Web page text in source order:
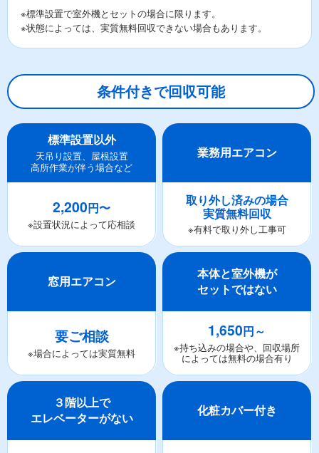
※標準設置で室外機とセットの場合に限ります。
※状態によっては、実質無料回収できない場合もあります。
条件付きで回収可能
標準設置以外
天吊り設置、屋根設置
高所作業が伴う場合など
2,200円〜
※設置状況によって応相談
業務用エアコン
取り外し済みの場合
実質無料回収
※有料で取り外し工事可
窓用エアコン
要ご相談
※場合によっては実質無料
本体と室外機が
セットではない
1,650円～
※持ち込みの場合や、回収場所
によっては無料の場合有り
３階以上で
エレベーターがない
化粧カバー付き